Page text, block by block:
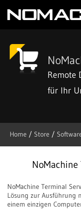
Remote
für Ihr
Home / Store /
NoMachine Terminal
Lösung zur Ausführung
einem einzigen